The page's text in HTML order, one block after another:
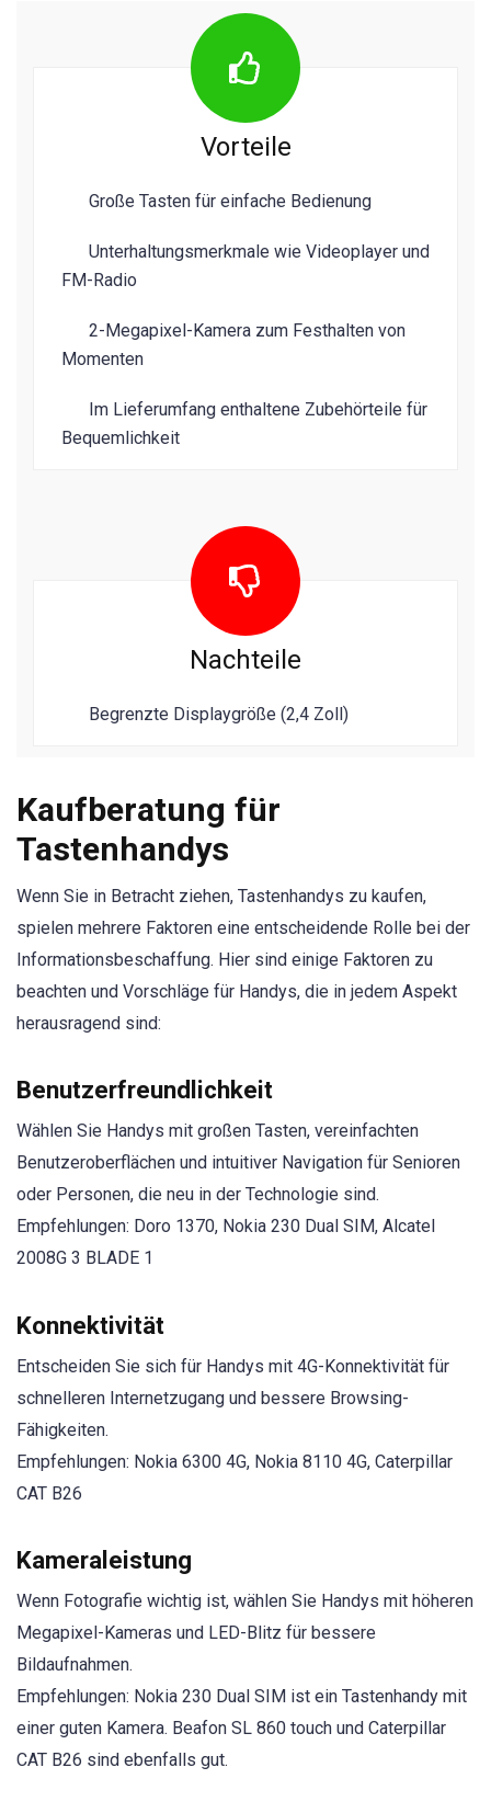
Vorteile
Große Tasten für einfache Bedienung
Unterhaltungsmerkmale wie Videoplayer und
FM-Radio
2-Megapixel-Kamera zum Festhalten von
Momenten
Im Lieferumfang enthaltene Zubehörteile für
Bequemlichkeit
Nachteile
Begrenzte Displaygröße (2,4 Zoll)
Kaufberatung für
Tastenhandys
Wenn Sie in Betracht ziehen, Tastenhandys zu kaufen,
spielen mehrere Faktoren eine entscheidende Rolle bei der
Informationsbeschaffung. Hier sind einige Faktoren zu
beachten und Vorschläge für Handys, die in jedem Aspekt
herausragend sind:
Benutzerfreundlichkeit
Wählen Sie Handys mit großen Tasten, vereinfachten
Benutzeroberflächen und intuitiver Navigation für Senioren
oder Personen, die neu in der Technologie sind.
Empfehlungen: Doro 1370, Nokia 230 Dual SIM, Alcatel
2008G 3 BLADE 1
Konnektivität
Entscheiden Sie sich für Handys mit 4G-Konnektivität für
schnelleren Internetzugang und bessere Browsing-
Fähigkeiten.
Empfehlungen: Nokia 6300 4G, Nokia 8110 4G, Caterpillar
CAT B26
Kameraleistung
Wenn Fotografie wichtig ist, wählen Sie Handys mit höheren
Megapixel-Kameras und LED-Blitz für bessere
Bildaufnahmen.
Empfehlungen: Nokia 230 Dual SIM ist ein Tastenhandy mit
einer guten Kamera. Beafon SL 860 touch und Caterpillar
CAT B26 sind ebenfalls gut.